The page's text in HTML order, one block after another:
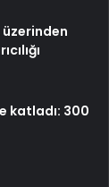
üzerinden
katladı: 300